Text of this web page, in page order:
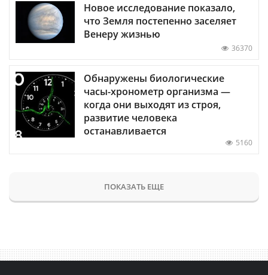
Новое исследование показало,
что Земля постепенно заселяет
Венеру жизнью
36370
Обнаружены биологические
часы-хронометр организма —
когда они выходят из строя,
развитие человека
останавливается
5160
ПОКАЗАТЬ ЕЩЕ